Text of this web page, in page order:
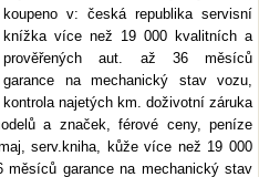
koupeno v: česká republika servisní
knížka více než 19 000 kvalitních a
prověřených aut. až 36 měsíců
garance na mechanický stav vozu,
kontrola najetých km. doživotní záruka
a značek, férové ceny, peníze
serv.kniha, kůže více než 19 000
měsíců garance na mechanický stav